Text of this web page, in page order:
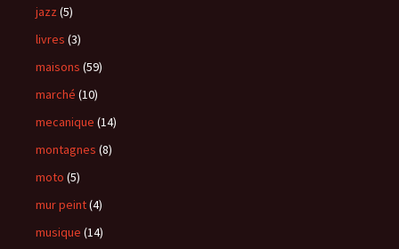
jazz (5)
livres (3)
maisons (59)
marché (10)
mecanique (14)
montagnes (8)
moto (5)
mur peint(4)
musique (14)